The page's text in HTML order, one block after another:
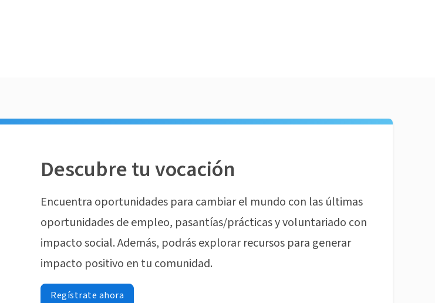
Descubre tu vocación
Encuentra oportunidades para cambiar el mundo con las últimas
oportunidades de empleo, pasantías/prácticas y voluntariado con
impacto social. Además, podrás explorar recursos para generar
impacto positivo en tu comunidad.
Regístrate ahora